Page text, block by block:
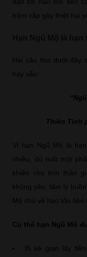
trộm cắp gây thiệt hại
Hai câu thơ dưới đây
hay xấu:
Thiên Tinh
Vì hạn Ngũ Mộ là
nhiều, dù mất một
khiến cho tinh thần
không yên, tâm lý
Mộ chủ về hao tổn tiền
Cụ thể hạn Ngũ Mộ
Bị kẻ gian lấy